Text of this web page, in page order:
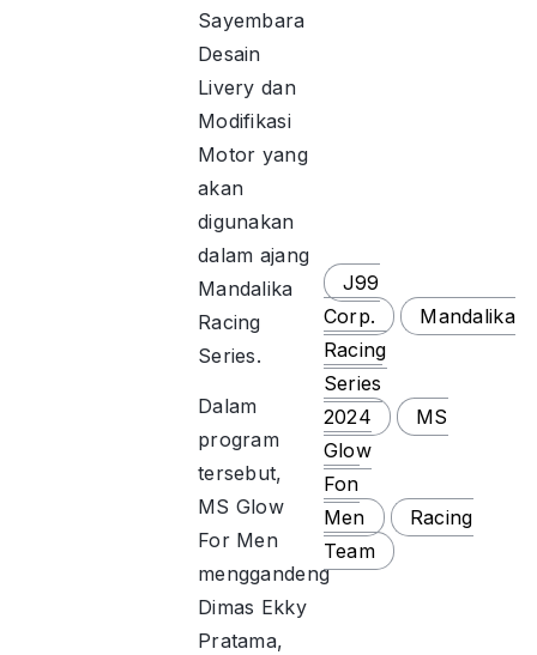
Sayembara
Desain
Livery dan
Modifikasi
Motor yang
akan
digunakan
dalam ajang
Mandalika
Racing
Series.
Dalam
program
tersebut,
MS Glow
For Men
menggandeng
Dimas Ekky
Pratama,
J99
Corp.
Mandalika
Racing
Series
2024
MS
Glow
Fon
Men
Racing
Team